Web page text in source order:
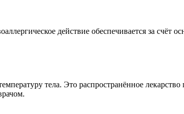
действие обеспечивается за счёт
тела. Это распространённое лекарство